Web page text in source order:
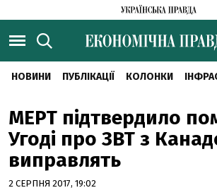
НОВИНИ ПУБЛІКАЦІЇ КОЛОНКИ
МЕРТ підтвердило
Угоді про ЗВТ з
виправлять
2 СЕРПНЯ 2017, 19:02